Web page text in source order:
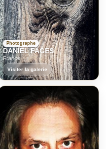
Photographe
DANIEL FAGES
France
Visiter la galerie